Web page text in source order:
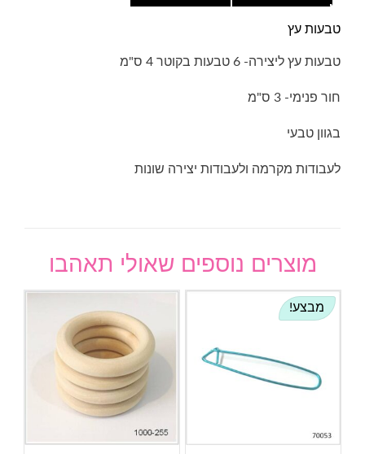
טבעות עץ
טבעות עץ ליצירה- 6 טבעות בקוטר 4 ס"מ
חור פנימי- 3 ס"מ
בגוון טבעי
לעבודות מקרמה ולעבודות יצירה שונות
מוצרים נוספים שאולי תאהבו
מבצע!